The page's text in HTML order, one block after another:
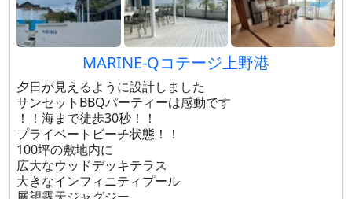
MARINE-Qコテージ上野港
夕日が見えるように設計しました
サンセットBBQパーティーは感動です
！！海まで徒歩30秒！！
プライベートビーチ状態！！
100坪の敷地内に
広大なウッドデッキテラス
大きなインフィニティプール